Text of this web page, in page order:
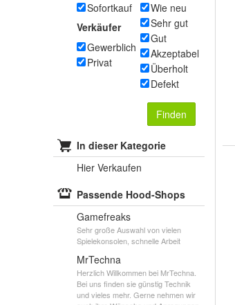
Sofortkauf
Verkäufer
Gewerblich
Privat
Wie neu
Sehr gut
Gut
Akzeptabel
Überholt
Defekt
Finden
In dieser Kategorie
Hier Verkaufen
Passende Hood-Shops
Gamefreaks
Sehr große Auswahl von vielen
Spielekonsolen, schnelle Arbeit
MrTechna
Herzlich Willkommen bei MrTechna.
Bei uns finden sie günstig Technik
und vieles mehr. Gerne nehmen wir